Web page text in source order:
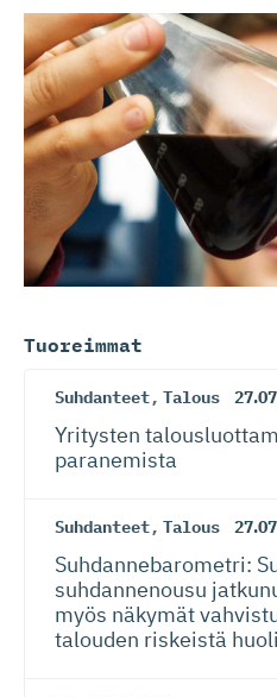
Tuoreimmat
Suhdanteet, Talous
Yritysten
paranemista
Suhdanteet, Talous
Suhdanneba­ro­metri:
suhdannenousu
myös näkymät
talouden riskeistä